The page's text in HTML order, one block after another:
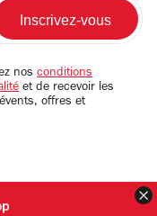
nos conditions
et de recevoir les
offres et